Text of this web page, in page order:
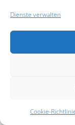
Dienste verwalten
Cookie-